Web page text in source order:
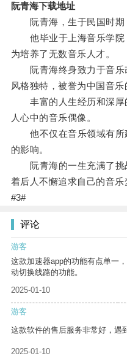
阮青海下载地址
阮青海，生于民国时期
他毕业于上海音乐学院
为培养了无数音乐人才。
阮青海终身致力于音乐
风格独特，被誉为中国音乐
丰富的人生经历和深厚
人心中的音乐偶像。
他不仅在音乐领域有所
的影响。
阮青海的一生充满了挑
着后人不懈追求自己的音乐
#3#
评论
游客
这款加速器app的功能有点单一
动切换线路的功能。
2025-01-10
游客
这款软件的售后服务非常好，遇
2025-01-10